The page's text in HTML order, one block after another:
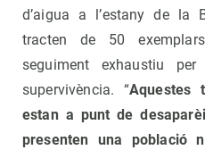
d’aigua a l’estany de la
tracten de 50
seguiment exhaustiu
supervivència. “Aquestes
estan a punt de
presenten una població